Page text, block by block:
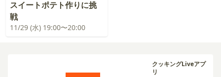
スイートポテト作りに挑
戦
11/29 (水) 19:00〜20:00
クッキングLiveアプ
リ